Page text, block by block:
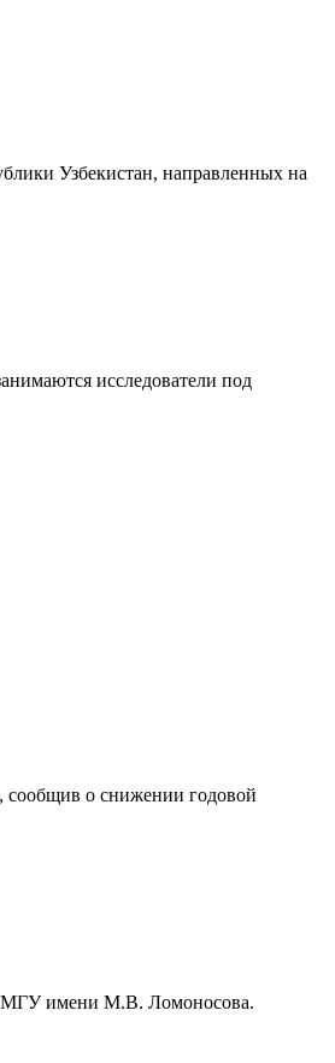
Узбекистан, направленных на
исследователи под
сообщив о снижении годовой
МГУ имени М.В. Ломоносова.